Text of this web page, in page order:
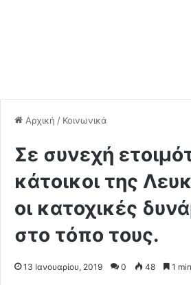
Αρχική / Κοινωνικά
Σε συνεχή
κάτοικοι της
οι κατοχικές
στο τόπο τους.
13 Ιανουαρίου, 2019 0 48 1